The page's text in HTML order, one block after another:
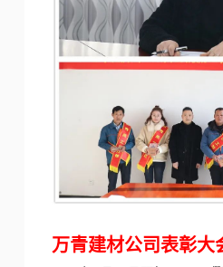
万青建材公司表彰大